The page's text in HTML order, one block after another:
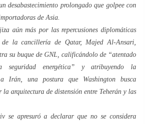
desabastecimiento prolongado que golpee con
de Asia.
aún más por las repercusiones diplomáticas
de la cancillería de Qatar, Majed Al-Ansari,
su buque de GNL, calificándolo de “atentado
seguridad energética” y atribuyendo la
Irán, una postura que Washington busca
arquitectura de distensión entre Teherán y las
se apresuró a declarar que no se considera